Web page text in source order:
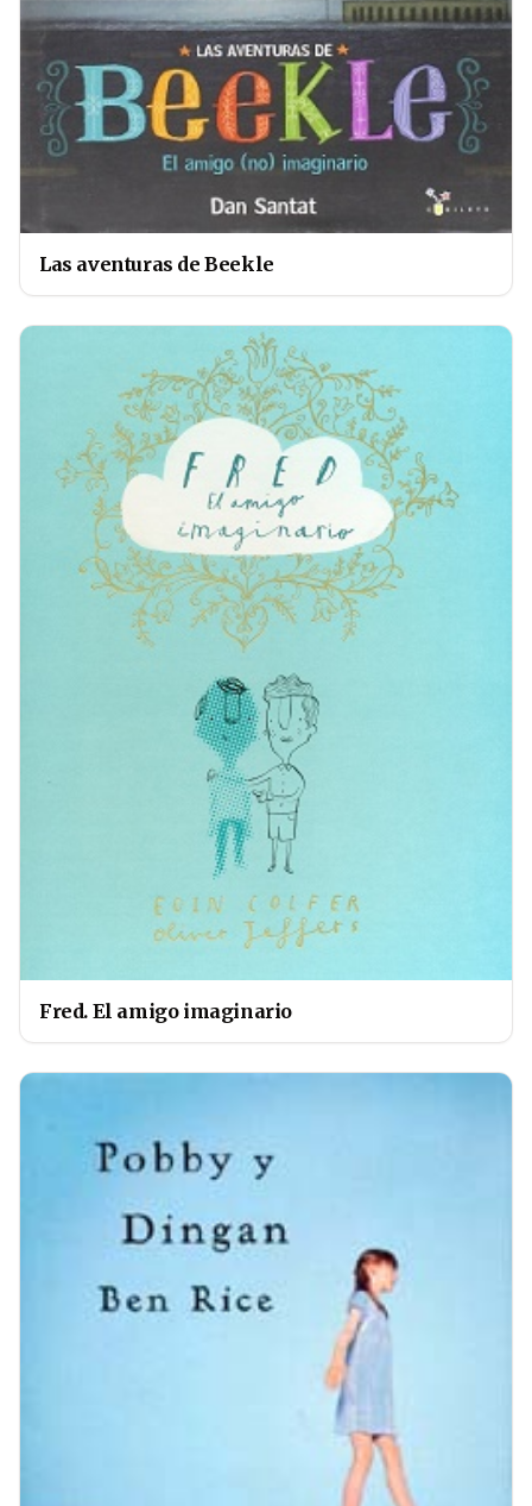
Las aventuras de Beekle
Fred. El amigo imaginario